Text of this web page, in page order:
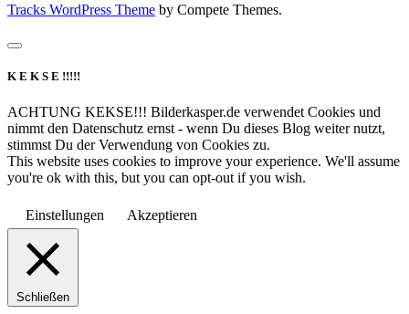
Tracks WordPress Theme by Compete Themes.
K E K S E !!!!!
ACHTUNG KEKSE!!! Bilderkasper.de verwendet Cookies und
nimmt den Datenschutz ernst - wenn Du dieses Blog weiter nutzt,
stimmst Du der Verwendung von Cookies zu.
This website uses cookies to improve your experience. We'll assume
you're ok with this, but you can opt-out if you wish.
Einstellungen Akzeptieren
Schließen